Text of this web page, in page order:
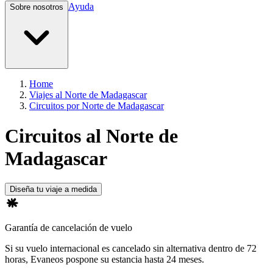
Sobre nosotros Ayuda
Home
Viajes al Norte de Madagascar
Circuitos por Norte de Madagascar
Circuitos al Norte de
Madagascar
Diseña tu viaje a medida
Garantía de cancelación de vuelo
Si su vuelo internacional es cancelado sin alternativa dentro de 72
horas, Evaneos pospone su estancia hasta 24 meses.